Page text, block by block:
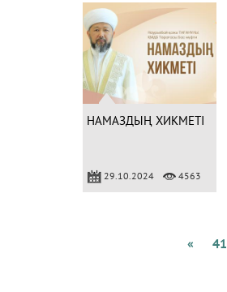
НАМАЗДЫҢ ХИКМЕТІ
29.10.2024 4563
« 41